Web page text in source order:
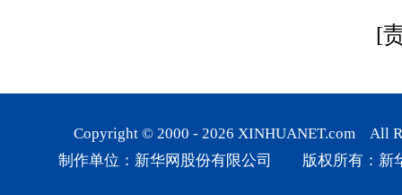
[
Copyright © 2000 - 2026 XINHUANET.com All
制作单位：新华网股份有限公司 版权所有：新